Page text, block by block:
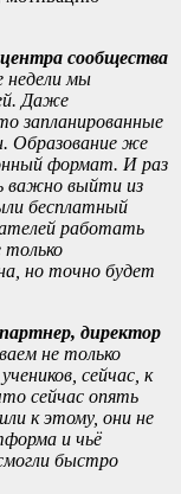
сообщества
мы
Даже
запланированные
Образование же
формат. И раз
важно выйти из
бесплатный
работать
но точно будет
директор
не только
сейчас, к
сейчас опять
к этому, они не
и чьё
быстро